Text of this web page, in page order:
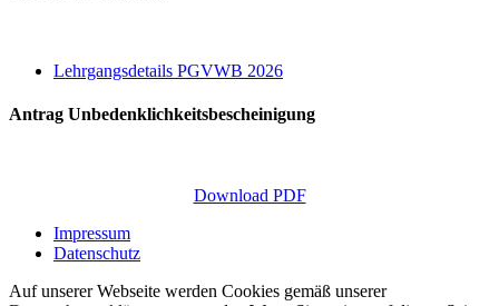
Lehrgangsdetails PGVWB 2026
Antrag Unbedenklichkeitsbescheinigung
Download PDF
Impressum
Datenschutz
Auf unserer Webseite werden Cookies gemäß unserer